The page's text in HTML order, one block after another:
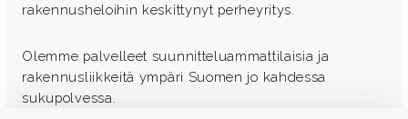
rakennusheloihin keskittynyt perheyritys.
Olemme palvelleet suunnitteluammattilaisia ja
rakennusliikkeitä ympäri Suomen jo kahdessa
sukupolvessa.